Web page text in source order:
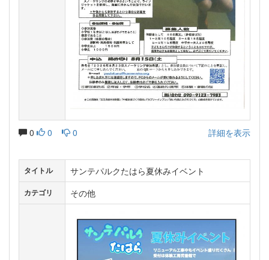
0 0 0 詳細を表示
タイトル サンテパルクたはら夏休みイベント
カテゴリ その他